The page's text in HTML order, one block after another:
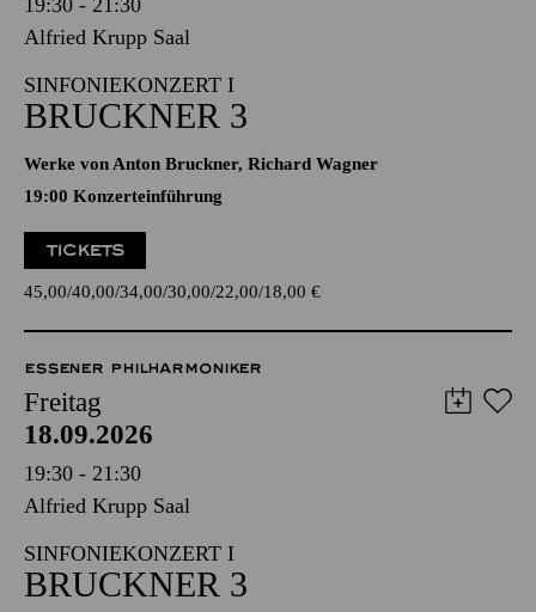
19:30 - 21:30
Alfried Krupp Saal
SINFONIEKONZERT I
BRUCKNER 3
Werke von Anton Bruckner, Richard Wagner
19:00 Konzerteinführung
TICKETS
45,00 40,00 34,00 30,00 22,00 18,00 €
ESSENER PHILHARMONIKER
Freitag
18.09.2026
19:30 - 21:30
Alfried Krupp Saal
SINFONIEKONZERT I
BRUCKNER 3